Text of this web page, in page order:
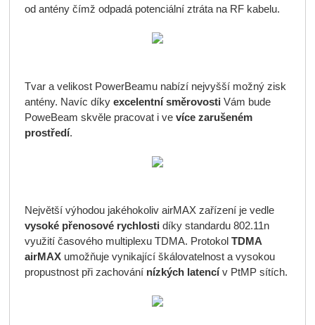
od antény čímž odpadá potenciální ztráta na RF kabelu.
Tvar a velikost PowerBeamu nabízí nejvyšší možný zisk
antény. Navíc díky excelentní směrovosti Vám bude
PoweBeam skvěle pracovat i ve více zarušeném
prostředí.
Největší výhodou jakéhokoliv airMAX zařízení je vedle
vysoké přenosové rychlosti díky standardu 802.11n
využití časového multiplexu TDMA. Protokol TDMA
airMAXumožňuje vynikající škálovatelnost a vysokou
propustnost při zachování nízkých latencív PtMP sítích.